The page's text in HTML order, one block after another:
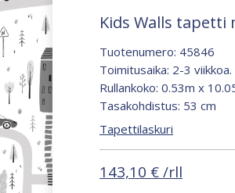
Kids Walls tapetti
Tuotenumero: 45846
Toimitusaika: 2-3 viikkoa.
Rullankoko: 0.53m x
Tasakohdistus: 53 cm
Tapettilaskuri
143,10 € /rll